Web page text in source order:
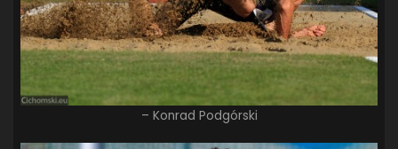
– Konrad Podgórski